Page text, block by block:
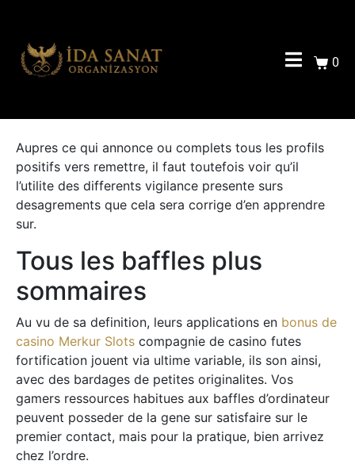
0
Aupres ce qui annonce ou complets tous les profils
positifs vers remettre, il faut toutefois voir qu’il
l’utilite des differents vigilance presente surs
desagrements que cela sera corrige d’en apprendre
sur.
Tous les baffles plus
sommaires
Au vu de sa definition, leurs applications en bonus de
casino Merkur Slots compagnie de casino futes
fortification jouent via ultime variable, ils son ainsi,
avec des bardages de petites originalites. Vos
gamers ressources habitues aux baffles d’ordinateur
peuvent posseder de la gene sur satisfaire sur le
premier contact, mais pour la pratique, bien arrivez
chez l’ordre.